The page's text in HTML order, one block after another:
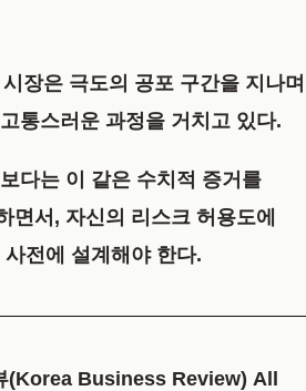
장은 극도의 공포 구간을 지나며
통스러운 과정을 거치고 있다.
다는 이 같은 수치적 증거를
면서, 자신의 리스크 허용도에
전에 설계해야 한다.
(Korea Business Review) All